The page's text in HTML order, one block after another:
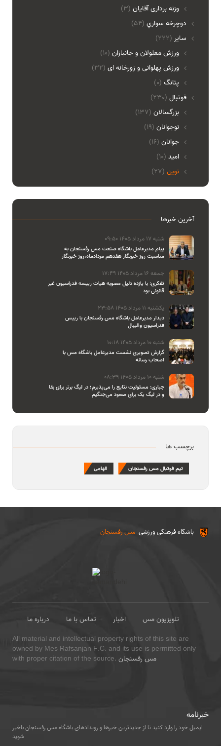
وزنه برداری آقایان (3)
(54) دوچرخه سواري
(222) ساير
ورزش معلولان و جانبازان (10)
ورزش پهلوانی و زورخانه ای (32)
پتانگ (0)
(230) فوتبال
بزرگسالان (137)
نوجوانان (19)
جوانان (16)
امید (10)
نوین (27)
آخرین خبرها
شنبه 17 مرداد 1405 09:50
پیام مدیرعامل باشگاه صنعت مس رفسنجان به
مناسبت روز خبرنگار هفدهم مردادماه،روز خبرنگار
جمعه 16 مرداد 1405 17:49
تفکری: با یازده دلیل مصوبه هیات رییسه فدراسیون غیر
قانونی بود
یکشنبه 11 مرداد 1405 23:58
دیدار مدیرعامل باشگاه مس رفسنجان با رییس
فدراسیون والیبال
شنبه 10 مرداد 1405 10:18
گزارش تصویری نشست مدیرعامل باشگاه مس با
اصحاب رسانه
شنبه 10 مرداد 1405 08:39
جباری: مسئولیت نتایج را می‌پذیرم؛ در لیگ برتر برای بقا
و در لیگ یک برای صعود می‌جنگیم
برچسب ها
تیم فوتبال مس رفسنجان الهامی
مس رفسنجان باشگاه فرهنگی ورزشی
درباره ما تماس با ما اخبار
تلویزیون مس
All material and intellectual property rights of this site are
owned by Mes Rafsanjan F.C. and its use is permitted only
with proper citation of the source. مس رفسنجان
خبرنامه
ایمیل خود را وارد کنید تا از جدیدترین خبرها و رویدادهای باشگاه مس رفسنجان باخبر
شوید